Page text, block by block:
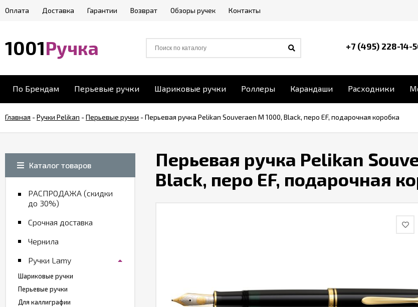
Оплата Доставка Гарантии Возврат Обзоры ручек Контакты
1001Ручка +7 (495) 228-14-
По Брендам Перьевые ручки Шариковые ручки Роллеры Карандаши Расходники
Главная -Ручки Pelikan -Перьевые ручки -Перьевая ручка Pelikan Souveraen M 1000, Black, перо EF, подарочная коробка
Перьевая ручка Pelikan
Black, перо EF, подарочная
Каталог товаров
РАСПРОДАЖА (скидки
до 30%)
Срочная доставка
Чернила
Ручки Lamy
Шариковые ручки
Перьевые ручки
Для каллиграфии